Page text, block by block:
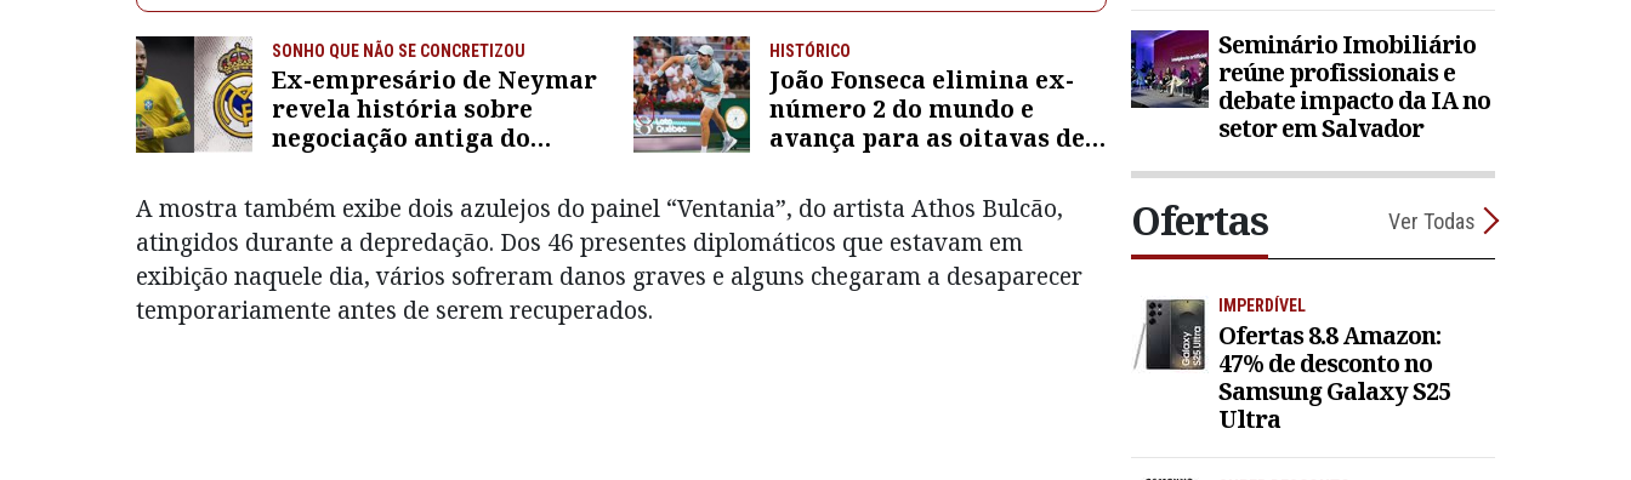
SONHO QUE NÃO SE CONCRETIZOU
Ex-empresário de Neymar
revela história sobre
negociação antiga do
Real Madrid três vezes”
HISTÓRICO
João Fonseca elimina ex-
número 2 do mundo e
avança para as oitavas de
A mostra também exibe dois azulejos do painel “Ventania”, do artista Athos Bulcão,
atingidos durante a depredação. Dos 46 presentes diplomáticos que estavam em
exibição naquele dia, vários sofreram danos graves e alguns chegaram a desaparecer
temporariamente antes de serem recuperados.
Seminário Imobiliário
reúne profissionais e
debate impacto da IA no
setor em Salvador
Ofertas Ver Todas
IMPERDÍVEL
Ofertas 8.8 Amazon:
47% de desconto no
Samsung Galaxy S25
Ultra